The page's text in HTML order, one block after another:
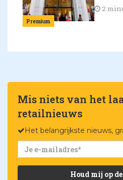
Premium
2
Mis niets van het
retailnieuws
Het belangrijkste nieuws,
Houd mij op